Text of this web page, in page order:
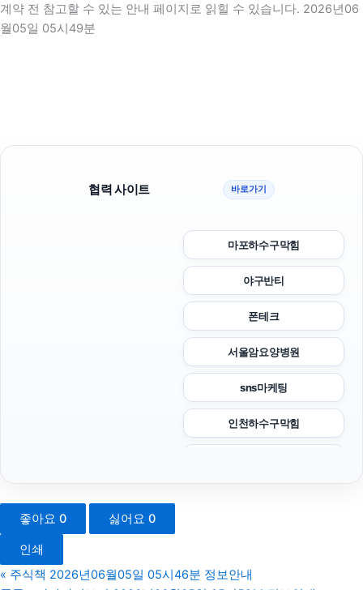
계약 전 참고할 수 있는 안내 페이지로 읽힐 수 있습니다. 2026년06
월05일 05시49분
협력 사이트 바로가기
마포하수구막힘
야구반티
폰테크
서울암요양병원
sns마케팅
인천하수구막힘
좋아요 0 싫어요 0
인쇄
« 주식책 2026년06월05일 05시46분 정보안내